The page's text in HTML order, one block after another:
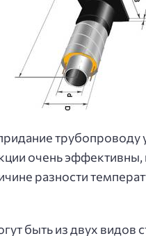
трубопроводу
очень
разности
быть из двух видов